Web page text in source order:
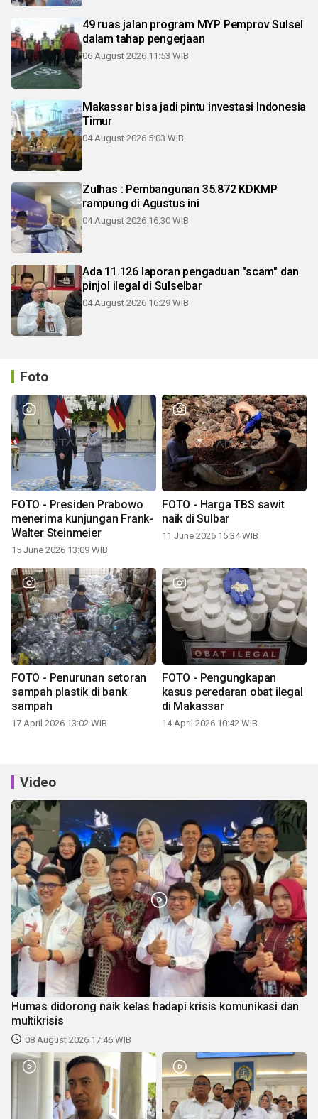
49 ruas jalan program MYP Pemprov Sulsel
dalam tahap pengerjaan
06 August 2026 11:53 WIB
Makassar bisa jadi pintu investasi Indonesia
Timur
04 August 2026 5:03 WIB
Zulhas : Pembangunan 35.872 KDKMP
rampung di Agustus ini
04 August 2026 16:30 WIB
Ada 11.126 laporan pengaduan "scam" dan
pinjol ilegal di Sulselbar
04 August 2026 16:29 WIB
Foto
FOTO - Presiden Prabowo
menerima kunjungan Frank-
Walter Steinmeier
15 June 2026 13:09 WIB
FOTO - Harga TBS sawit
naik di Sulbar
11 June 2026 15:34 WIB
FOTO - Penurunan setoran
sampah plastik di bank
sampah
17 April 2026 13:02 WIB
FOTO - Pengungkapan
kasus peredaran obat ilegal
di Makassar
14 April 2026 10:42 WIB
Video
Humas didorong naik kelas hadapi krisis komunikasi dan
multikrisis
08 August 2026 17:46 WIB